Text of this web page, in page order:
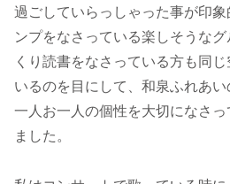
過ごしていらっしゃった事が印
ンプをなさっている楽しそうな
くり読書をなさっている方も同
いるのを目にして、和泉ふれあ
一人お一人の個性を大切になさ
ました。